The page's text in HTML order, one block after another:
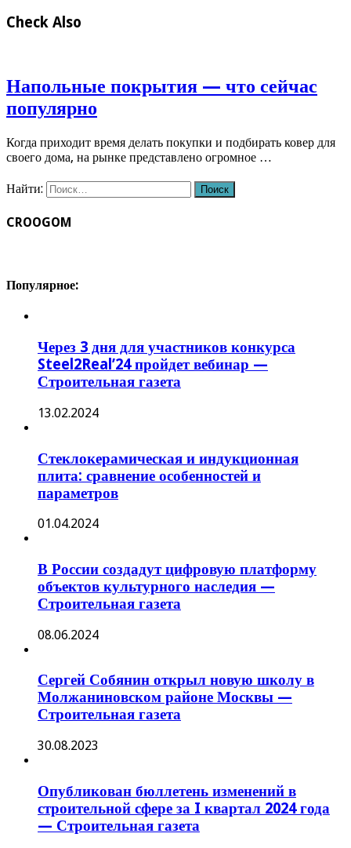
Check Also
Напольные покрытия — что сейчас
популярно
Когда приходит время делать покупки и подбирать ковер для
своего дома, на рынке представлено огромное …
Найти:
CROOGOM
Популярное:
Через 3 дня для участников конкурса
Steel2Real’24 пройдет вебинар —
Строительная газета
13.02.2024
Стеклокерамическая и индукционная
плита: сравнение особенностей и
параметров
01.04.2024
В России создадут цифровую платформу
объектов культурного наследия —
Строительная газета
08.06.2024
Сергей Собянин открыл новую школу в
Молжаниновском районе Москвы —
Строительная газета
30.08.2023
Опубликован бюллетень изменений в
строительной сфере за I квартал 2024 года
— Строительная газета